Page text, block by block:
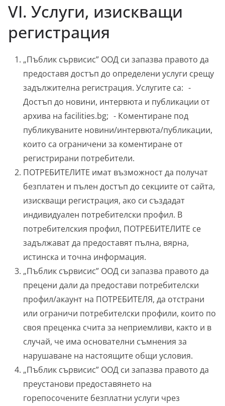
VI. Услуги, изискващи
регистрация
„Пъблик сървисис” ООД си запазва правото да
предоставя достъп до определени услуги срещу
задължителна регистрация. Услугите са: -
Достъп до новини, интервюта и публикации от
архива на facilities.bg; - Коментиране под
публикуваните новини/интервюта/публикации,
които са ограничени за коментиране от
регистрирани потребители.
ПОТРЕБИТЕЛИТЕ имат възможност да получат
безплатен и пълен достъп до секциите от сайта,
изискващи регистрация, ако си създадат
индивидуален потребителски профил. В
потребителския профил, ПОТРЕБИТЕЛИТЕ се
задължават да предоставят пълна, вярна,
истинска и точна информация.
„Пъблик сървисис” ООД си запазва правото да
прецени дали да предостави потребителски
профил/акаунт на ПОТРЕБИТЕЛЯ, да отстрани
или ограничи потребителски профили, които по
своя преценка счита за неприемливи, както и в
случай, че има основателни съмнения за
нарушаване на настоящите общи условия.
„Пъблик сървисис” ООД си запазва правото да
преустанови предоставянето на
горепосочените безплатни услуги чрез